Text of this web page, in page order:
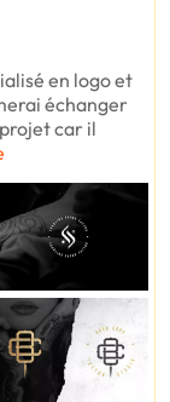
en logo et
échanger
car il